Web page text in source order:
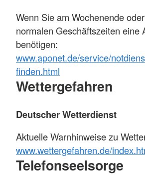
Wenn Sie am Wochenende
normalen Geschäftszeiten eine
benötigen:
www.aponet.de/service/
finden.html
Wettergefahren
Deutscher Wetterdienst
Aktuelle Warnhinweise zu
www.wettergefahren.de/
Telefonseelsorge